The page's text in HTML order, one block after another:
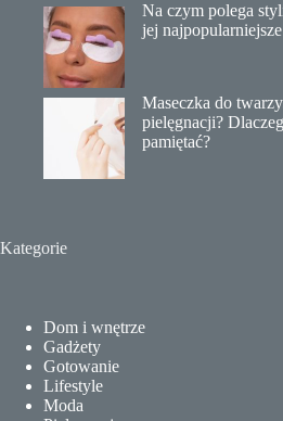
Na czym polega
jej
Maseczka do
pielęgnacji?
pamiętać?
Kategorie
Dom i wnętrze
Gadżety
Gotowanie
Lifestyle
Moda